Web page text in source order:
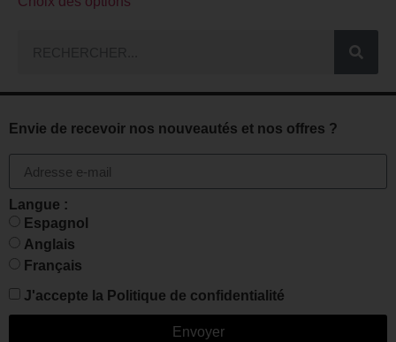
Envie de recevoir nos nouveautés et nos offres ?
Langue :
Espagnol
Anglais
Français
J'accepte la Politique de confidentialité
Envoyer